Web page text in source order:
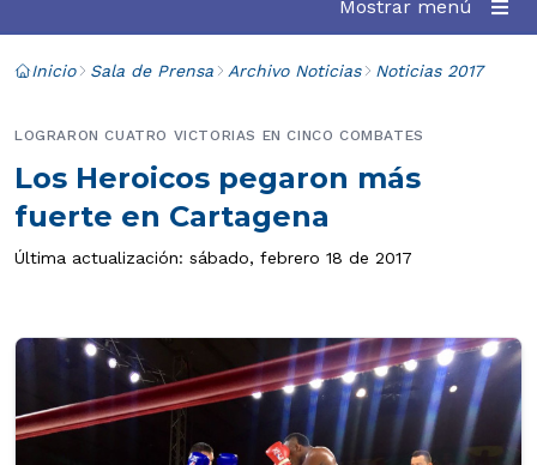
Mostrar menú
Inicio Sala de Prensa Archivo Noticias Noticias 2017
Los Heroicos pegaron más
fuerte en Cartagena
LOGRARON CUATRO VICTORIAS EN CINCO COMBATES
Última actualización: sábado, febrero 18 de 2017